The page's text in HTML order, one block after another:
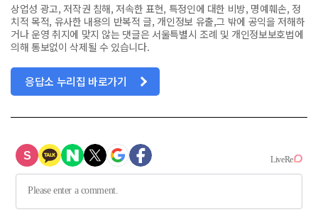
상업성 광고, 저작권 침해, 저속한 표현, 특정인에 대한 비방, 명예훼손, 정
치적 목적, 유사한 내용의 반복적 글, 개인정보 유출,그 밖에 공익을 저해하
거나 운영 취지에 맞지 않는 댓글은 서울특별시 조례 및 개인정보보호법에
의해 통보없이 삭제될 수 있습니다.
응답소 누리집 바로가기